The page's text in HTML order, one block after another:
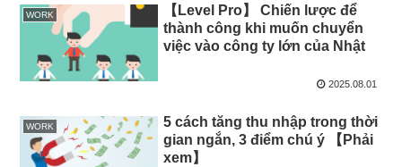
WORK
【Level Pro】 Chiến lược để
thành công khi muốn chuyển
việc vào công ty lớn của Nhật
2025.08.01
WORK
5 cách tăng thu nhập trong thời
gian ngắn, 3 điểm chú ý 【Phải
xem】